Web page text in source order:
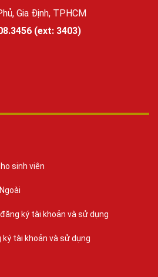
Gia Định, TPHCM
(ext: 3403)
sinh viên
ký tài khoản và sử dụng
ký tài khoản và sử dụng